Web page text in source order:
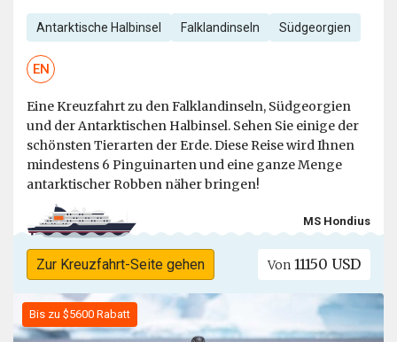
Antarktische Halbinsel Falklandinseln Südgeorgien
EN
Eine Kreuzfahrt zu den Falklandinseln, Südgeorgien
und der Antarktischen Halbinsel. Sehen Sie einige der
schönsten Tierarten der Erde. Diese Reise wird Ihnen
mindestens 6 Pinguinarten und eine ganze Menge
antarktischer Robben näher bringen!
MS Hondius
Zur Kreuzfahrt-Seite gehen Von 11150 USD
Bis zu $5600 Rabatt